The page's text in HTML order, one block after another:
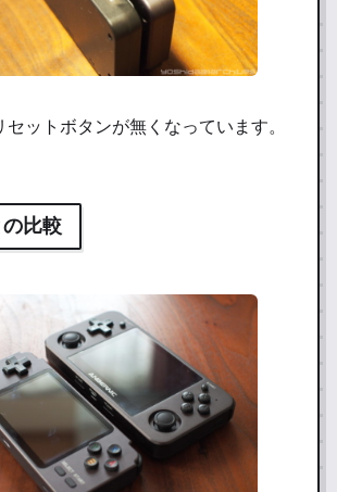
ットボタンが無くなっています。
比較